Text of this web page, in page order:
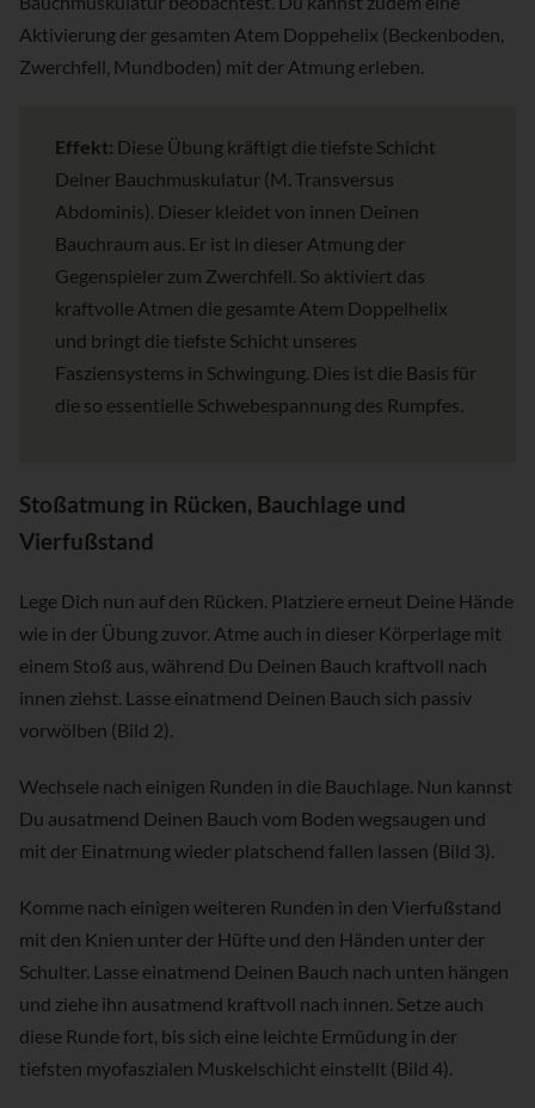
Aktivierung der gesamten Atem Doppehelix (Beckenboden,
Zwerchfell, Mundboden) mit der Atmung erleben.
Effekt: Diese Übung kräftigt die tiefste Schicht
Deiner Bauchmuskulatur (M. Transversus
Abdominis). Dieser kleidet von innen Deinen
Bauchraum aus. Er ist in dieser Atmung der
Gegenspieler zum Zwerchfell. So aktiviert das
kraftvolle Atmen die gesamte Atem Doppelhelix
und bringt die tiefste Schicht unseres
Fasziensystems in Schwingung. Dies ist die Basis für
die so essentielle Schwebespannung des Rumpfes.
Stoßatmung in Rücken, Bauchlage und
Vierfußstand
Lege Dich nun auf den Rücken. Platziere erneut Deine Hände
wie in der Übung zuvor. Atme auch in dieser Körperlage mit
einem Stoß aus, während Du Deinen Bauch kraftvoll nach
innen ziehst. Lasse einatmend Deinen Bauch sich passiv
vorwölben (Bild 2).
Wechsele nach einigen Runden in die Bauchlage. Nun kannst
Du ausatmend Deinen Bauch vom Boden wegsaugen und
mit der Einatmung wieder platschend fallen lassen (Bild 3).
Komme nach einigen weiteren Runden in den Vierfußstand
mit den Knien unter der Hüfte und den Händen unter der
Schulter. Lasse einatmend Deinen Bauch nach unten hängen
und ziehe ihn ausatmend kraftvoll nach innen. Setze auch
diese Runde fort, bis sich eine leichte Ermüdung in der
tiefsten myofaszialen Muskelschicht einstellt (Bild 4).